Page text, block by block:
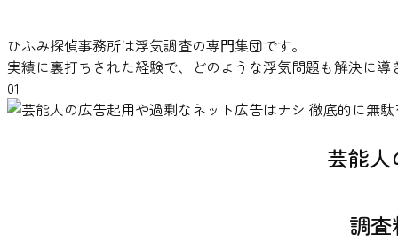
ひふみ探偵事務所は浮気調査の専⾨集団です。
実績に裏打ちされた経験で、どのような浮気問題も解決に導
01
芸能
調